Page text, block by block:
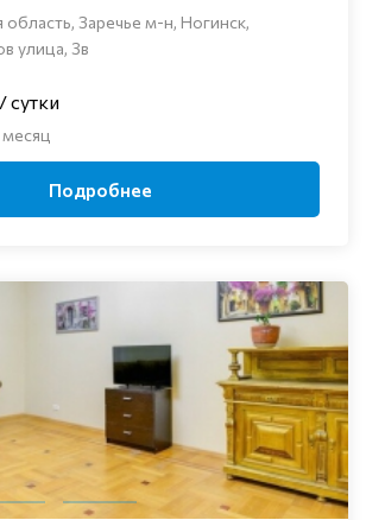
Заречье м-н, Ногинск,
улица, 3в
/ сутки
Подробнее